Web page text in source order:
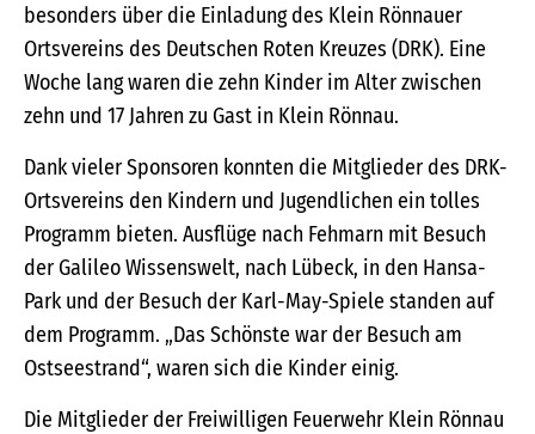
besonders über die Einladung des Klein Rönnauer
Ortsvereins des Deutschen Roten Kreuzes (DRK). Eine
Woche lang waren die zehn Kinder im Alter zwischen
zehn und 17 Jahren zu Gast in Klein Rönnau.
Dank vieler Sponsoren konnten die Mitglieder des DRK-
Ortsvereins den Kindern und Jugendlichen ein tolles
Programm bieten. Ausflüge nach Fehmarn mit Besuch
der Galileo Wissenswelt, nach Lübeck, in den Hansa-
Park und der Besuch der Karl-May-Spiele standen auf
dem Programm. „Das Schönste war der Besuch am
Ostseestrand“, waren sich die Kinder einig.
Die Mitglieder der Freiwilligen Feuerwehr Klein Rönnau